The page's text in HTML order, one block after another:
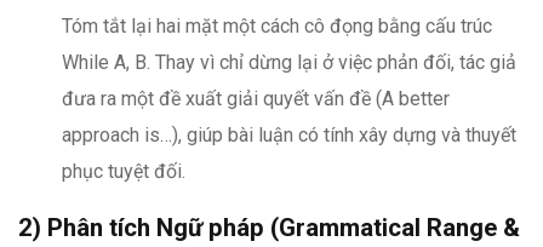
Tóm tắt lại hai mặt một cách cô đọng bằng cấu trúc
While A, B. Thay vì chỉ dừng lại ở việc phản đối, tác giả
đưa ra một đề xuất giải quyết vấn đề (A better
approach is…), giúp bài luận có tính xây dựng và thuyết
phục tuyệt đối.
2) Phân tích Ngữ pháp (Grammatical Range &